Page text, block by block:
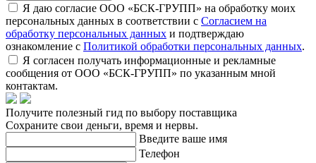
Я даю согласие ООО «БСК-ГРУПП» на обработку моих
персональных данных в соответствии с Согласием на
обработку персональных данных и подтверждаю
ознакомление с Политикой обработки персональных данных.
Я согласен получать информационные и рекламные
сообщения от ООО «БСК-ГРУПП» по указанным мной
контактам.
Получите полезный гид по выбору поставщика
Сохраните свои деньги, время и нервы.
Введите ваше имя
Телефон